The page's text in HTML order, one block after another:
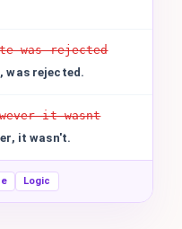
was rejected
was rejected.
it wasnt
it wasn't.
Logic